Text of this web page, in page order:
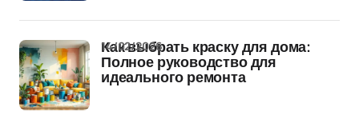
Как выбрать краску для дома:
Полное руководство для
идеального ремонта
14/02/2026